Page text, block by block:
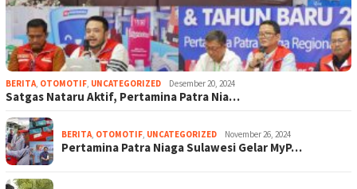
BERITA, OTOMOTIF, UNCATEGORIZED Desember 20, 2024
Satgas Nataru Aktif, Pertamina Patra Nia…
BERITA, OTOMOTIF, UNCATEGORIZED November 26, 2024
Pertamina Patra Niaga Sulawesi Gelar MyP…